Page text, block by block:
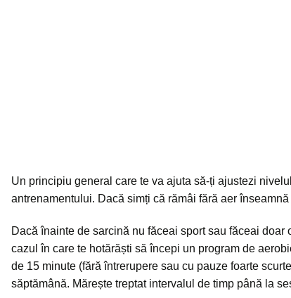
Un principiu general care te va ajuta să-ți ajustezi
antrenamentului. Dacă simți că rămâi fără aer
Dacă înainte de sarcină nu făceai sport sau făceai
cazul în care te hotărăști să începi un program de
de 15 minute (fără întrerupere sau cu pauze foarte
săptămână. Mărește treptat intervalul de timp până la